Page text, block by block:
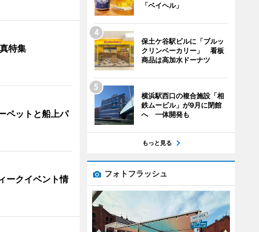
特集
ペットと船上パ
ークイベント情
「ベイヘル」
保土ケ谷駅ビルに「ブルッ
クリンベーカリー」 看板
商品は高加水ドーナツ
横浜駅西口の複合施設「相
鉄ムービル」が9月に閉館
へ 一体開発も
もっと見る
フォトフラッシュ